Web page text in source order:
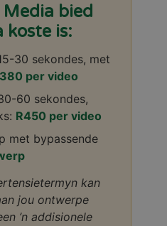
bied
koste is:
30 sekondes, met
per video
60 sekondes,
R450 per video
met bypassende
kan
jou ontwerpe
’n addisionele